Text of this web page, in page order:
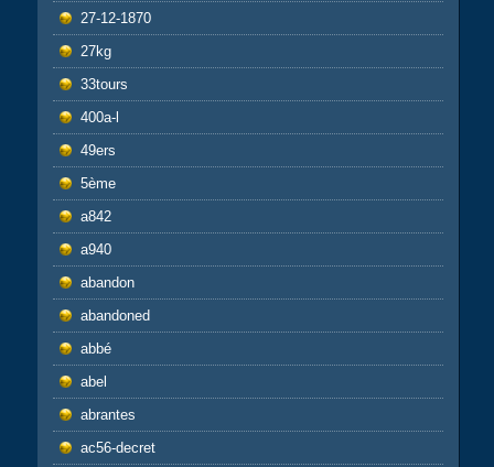
27-12-1870
27kg
33tours
400a-l
49ers
5ème
a842
a940
abandon
abandoned
abbé
abel
abrantes
ac56-decret